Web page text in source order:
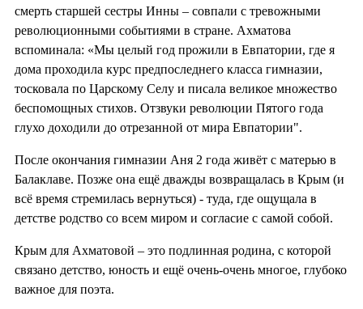
смерть старшей сестры Инны – совпали с тревожными
революционными событиями в стране. Ахматова
вспоминала: «Мы целый год прожили в Евпатории, где я
дома проходила курс предпоследнего класса гимназии,
тосковала по Царскому Селу и писала великое множество
беспомощных стихов. Отзвуки революции Пятого года
глухо доходили до отрезанной от мира Евпатории".
После окончания гимназии Аня 2 года живёт с матерью в
Балаклаве. Позже она ещё дважды возвращалась в Крым (и
всё время стремилась вернуться) - туда, где ощущала в
детстве родство со всем миром и согласие с самой собой.
Крым для Ахматовой – это подлинная родина, с которой
связано детство, юность и ещё очень-очень многое, глубоко
важное для поэта.